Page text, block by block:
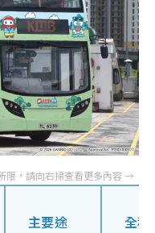
主要途
全程